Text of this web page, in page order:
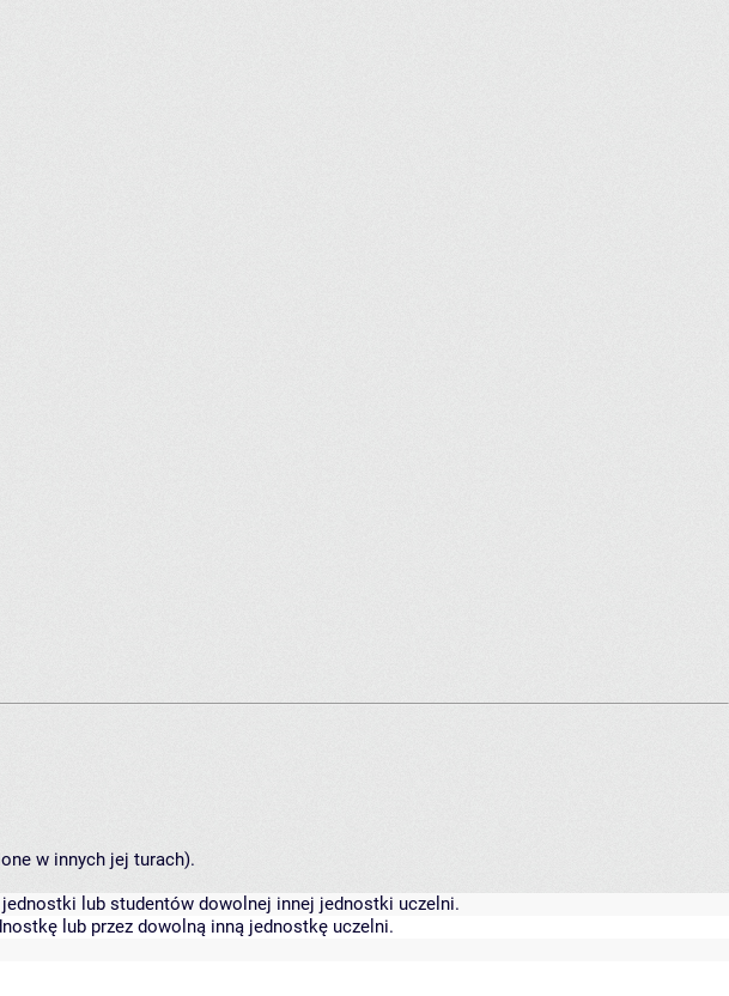
w innych jej turach).
lub studentów dowolnej innej jednostki uczelni.
lub przez dowolną inną jednostkę uczelni.